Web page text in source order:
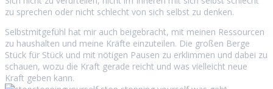
zu sprechen oder nicht schlecht von sich selbst zu denken.
Selbstmitgefühl hat mir auch beigebracht, mit meinen Ressourcen
zu haushalten und meine Kräfte einzuteilen. Die großen Berge
Stück für Stück und mit nötigen Pausen zu erklimmen und dabei zu
schauen, wozu die Kraft gerade reicht und was vielleicht neue
Kraft geben kann.